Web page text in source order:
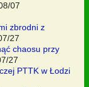
07
zbrodni z
27
chaosu przy
27
PTTK w Łodzi